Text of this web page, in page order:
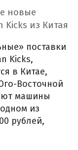
новые
из Китая
поставки
Kicks,
в Китае,
Восточной
машины
из
рублей,